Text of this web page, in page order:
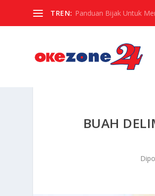
TREN: Panduan Bijak Untuk
BUAH